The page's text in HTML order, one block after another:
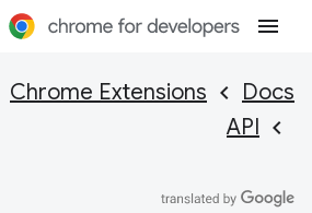
Docs
Chrome Extensions
API